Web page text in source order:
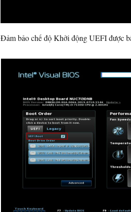
Đảm bảo chế độ Khởi động UEFI được